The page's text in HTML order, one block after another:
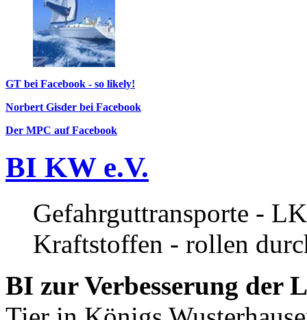
GT bei Facebook - so likely!
Norbert Gisder bei Facebook
Der MPC auf Facebook
BI KW e.V.
Gefahrguttransporte -
Kraftstoffen - rollen
BI zur Verbesserung der